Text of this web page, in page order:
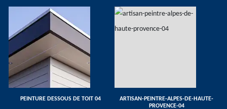
PEINTURE DESSOUS DE TOIT 04
ARTISAN-PEINTRE-ALPES-DE-HAUTE-
PROVENCE-04